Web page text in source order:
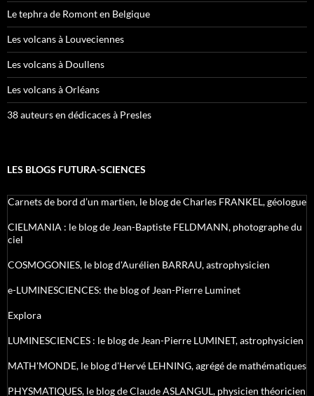
Le tephra de Romont en Belgique
Les volcans à Louveciennes
Les volcans à Doullens
Les volcans à Orléans
38 auteurs en dédicaces à Presles
LES BLOGS FUTURA-SCIENCES
Carnets de bord d’un martien, le blog de Charles FRANKEL, géologue
CIELMANIA : le blog de Jean-Baptiste FELDMANN, photographe du
ciel
COSMOGONIES, le blog d'Aurélien BARRAU, astrophysicien
e-LUMINESCIENCES: the blog of Jean-Pierre Luminet
Explora
LUMINESCIENCES : le blog de Jean-Pierre LUMINET, astrophysicien
MATH'MONDE, le blog d'Hervé LEHNING, agrégé de mathématiques
PHYSMATIQUES, le blog de Claude ASLANGUL, physicien théoricien